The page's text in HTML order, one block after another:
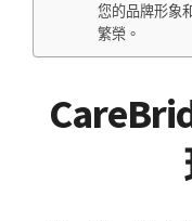
您的品牌形象
繁榮。